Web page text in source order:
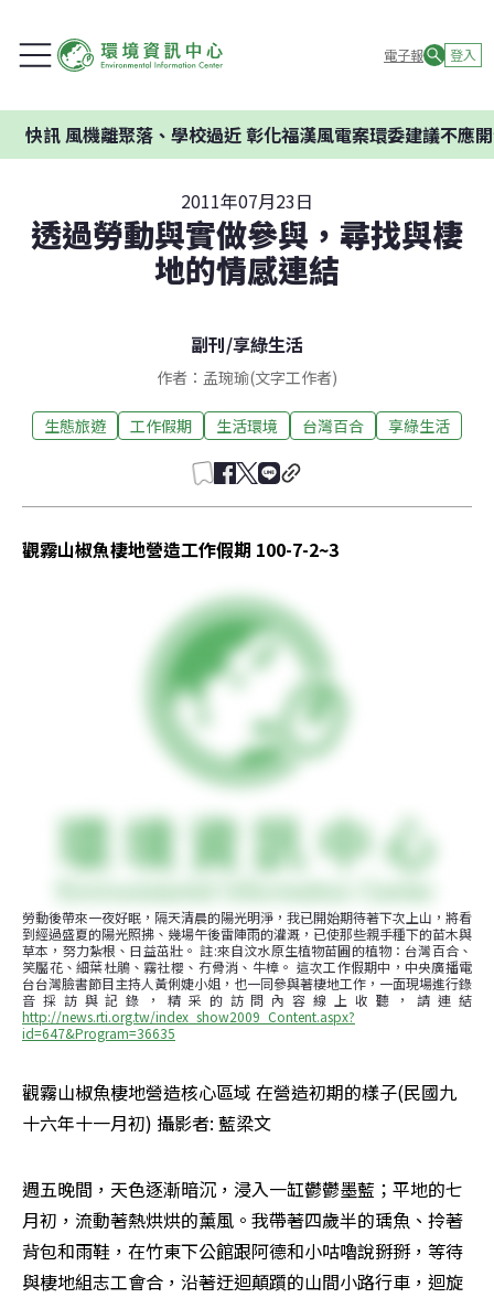
電子報 登入
學校過近 彰化福漢風電案環委建議不應開發
2011年07月23日
透過勞動與實做參與，尋找與棲
地的情感連結
副刊/享綠生活
作者：孟琬瑜(文字工作者)
生態旅遊 工作假期 生活環境 台灣百合 享綠生活
觀霧山椒魚棲地營造工作假期 100-7-2~3
勞動後帶來一夜好眠，隔天清晨的陽光明淨，我已開始期待著下次上山，將看
到經過盛夏的陽光照拂、幾場午後雷陣雨的灌溉，已使那些親手種下的苗木與
草本，努力紮根、日益茁壯。 註:來自汶水原生植物苗圃的植物：台灣百合、
笑靨花、細葉杜鵑、霧社櫻、冇骨消、牛樟。 這次工作假期中，中央廣播電
台台灣臉書節目主持人黃俐婕小姐，也一同參與著棲地工作，一面現場進行錄
音採訪與記錄，精采的訪問內容線上收聽，請連結
http://news.rti.org.tw/index_show2009_Content.aspx?
id=647&Program=36635
觀霧山椒魚棲地營造核心區域 在營造初期的樣子(民國九
十六年十一月初) 攝影者: 藍梁文
週五晚間，天色逐漸暗沉，浸入一缸鬱鬱墨藍；平地的七
月初，流動著熱烘烘的薰風。我帶著四歲半的瑀魚、拎著
背包和雨鞋，在竹東下公館跟阿德和小咕嚕說掰掰，等待
與棲地組志工會合，沿著迂迴顛躓的山間小路行車，迴旋